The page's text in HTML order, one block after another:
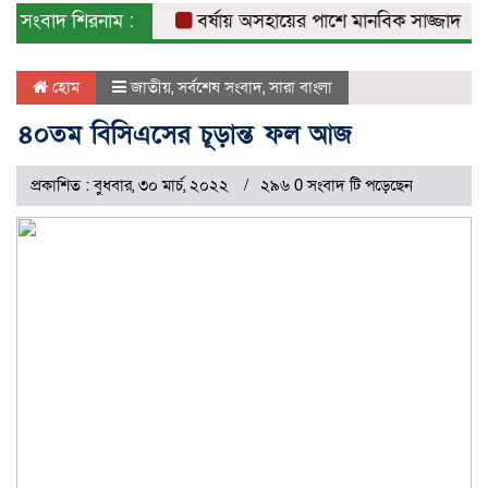
সংবাদ শিরনাম :
বর্ষায় অসহায়ের পাশে মানবিক সাজ্জাদ পারভেজ
হোম জাতীয়,সর্বশেষ সংবাদ,সারা বাংলা
৪০তম বিসিএসের চূড়ান্ত ফল আজ
প্রকাশিত : বুধবার, ৩০ মার্চ, ২০২২ ২৯৬ 0 সংবাদ টি পড়েছেন